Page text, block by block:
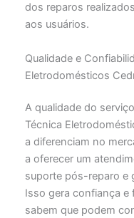
dos reparos
aos usuários.
Qualidade e
Eletrodomésticos
A qualidade do
Técnica
a diferenciam no
a oferecer um
suporte pós-reparo e
Isso gera confiança e
sabem que podem